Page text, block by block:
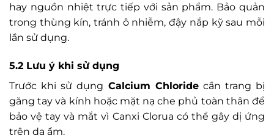
hay nguồn nhiệt trực tiếp với sản phẩm. Bảo quản
trong thùng kín, tránh ô nhiễm, đậy nắp kỹ sau mỗi
lần sử dụng.
5.2 Lưu ý khi sử dụng
Trước khi sử dụng Calcium Chloridecần trang bị
găng tay và kính hoặc mặt nạ che phủ toàn thân để
bảo vệ tay và mắt vì Canxi Clorua có thể gây dị ứng
trên da ẩm.